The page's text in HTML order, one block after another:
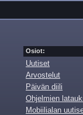
Osiot:
Uutiset
Arvostelut
Päivän diili
Ohjelmien
Mobiilialan